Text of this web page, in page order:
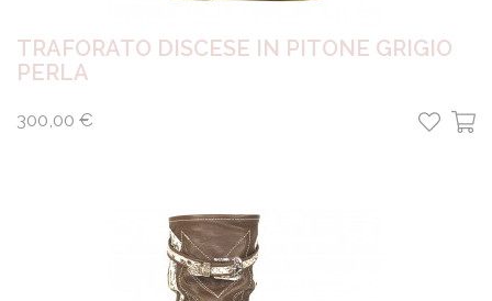
TRAFORATO DISCESE IN PITONE GRIGIO
PERLA
300,00 €